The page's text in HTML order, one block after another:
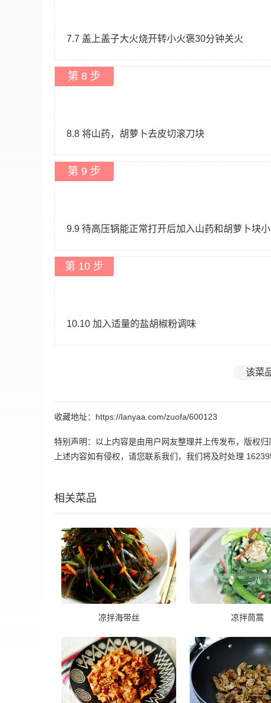
7.7 盖上盖子大火烧开转小火褒30分钟关火
第 8 步
8.8 将山药，胡萝卜去皮切滚刀块
第 9 步
9.9 待高压锅能正常打开后加入山药和胡萝卜块
第 10 步
10.10 加入适量的盐胡椒粉调味
该菜
收藏地址：https://lanyaa.com/zuofa/600123
特别声明：以上内容是由用户网友整理并上传发布，版权
上述内容如有侵权，请您联系我们，我们将及时处理
相关菜品
凉拌海带丝 凉拌茼蒿